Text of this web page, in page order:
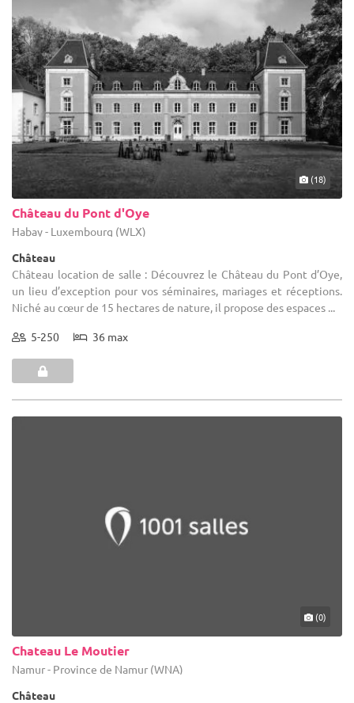
(18)
Château du Pont d'Oye
Habay - Luxembourg (WLX)
Château
Château location de salle : Découvrez le Château du Pont d’Oye,
un lieu d’exception pour vos séminaires, mariages et réceptions.
Niché au cœur de 15 hectares de nature, il propose des espaces ...
5-250 36 max
(0)
Chateau Le Moutier
Namur - Province de Namur (WNA)
Château